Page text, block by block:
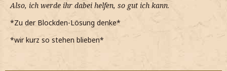
Also, ich werde ihr dabei helfen, so gut ich kann.
*Zu der Blockden-Lösung denke*
*wir kurz so stehen blieben*